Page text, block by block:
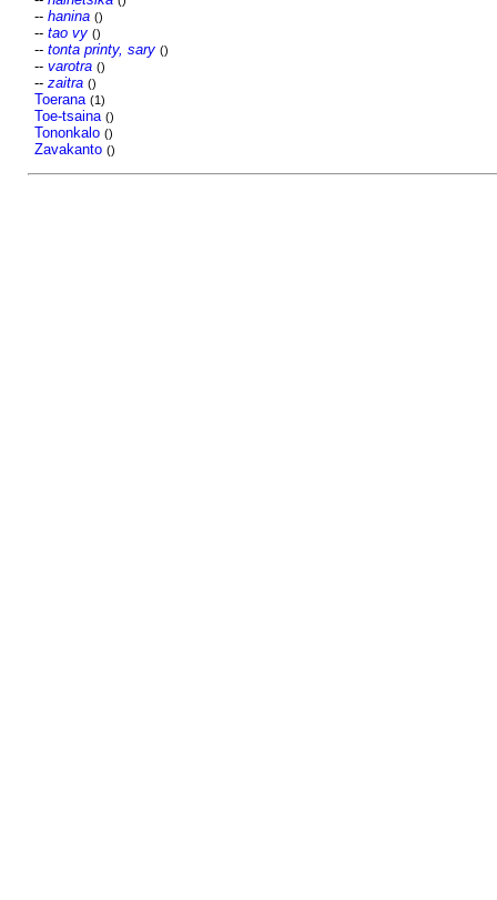
-- hanina ()
-- tao vy ()
-- tonta printy, sary ()
-- varotra ()
-- zaitra ()
Toerana (1)
Toe-tsaina ()
Tononkalo ()
Zavakanto ()